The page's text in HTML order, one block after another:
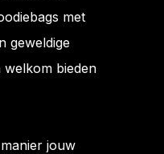
met
geweldige
bieden
jouw